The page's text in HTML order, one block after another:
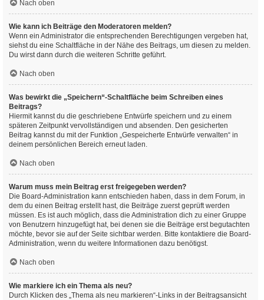
Nach oben
Wie kann ich Beiträge den Moderatoren melden?
Wenn ein Administrator die entsprechenden Berechtigungen vergeben hat,
siehst du eine Schaltfläche in der Nähe des Beitrags, um diesen zu melden.
Du wirst dann durch die weiteren Schritte geführt.
Nach oben
Was bewirkt die „Speichern“-Schaltfläche beim Schreiben eines
Beitrags?
Hiermit kannst du die geschriebene Entwürfe speichern und zu einem
späteren Zeitpunkt vervollständigen und absenden. Den gesicherten
Beitrag kannst du mit der Funktion „Gespeicherte Entwürfe verwalten“ in
deinem persönlichen Bereich erneut laden.
Nach oben
Warum muss mein Beitrag erst freigegeben werden?
Die Board-Administration kann entschieden haben, dass in dem Forum, in
dem du einen Beitrag erstellt hast, die Beiträge zuerst geprüft werden
müssen. Es ist auch möglich, dass die Administration dich zu einer Gruppe
von Benutzern hinzugefügt hat, bei denen sie die Beiträge erst begutachten
möchte, bevor sie auf der Seite sichtbar werden. Bitte kontaktiere die Board-
Administration, wenn du weitere Informationen dazu benötigst.
Nach oben
Wie markiere ich ein Thema als neu?
Durch Klicken des „Thema als neu markieren“-Links in der Beitragsansicht